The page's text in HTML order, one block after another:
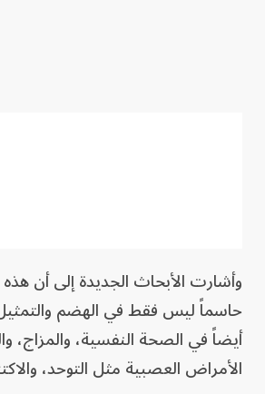
وأشارت الأبحاث الجديدة إلى أن
حاسماً ليس فقط في الهضم
أيضاً في الصحة النفسية، والمزاج،
الأمراض العصبية مثل التوحد،